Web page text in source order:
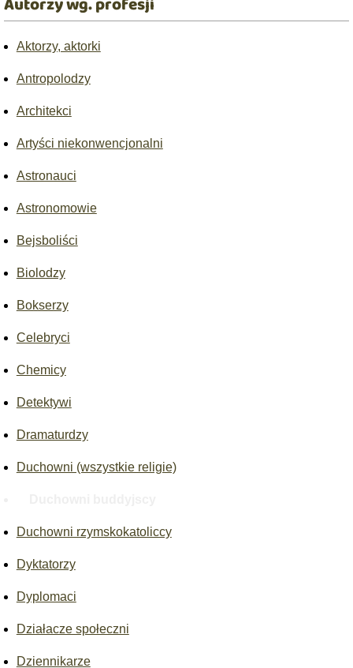
Autorzy wg. profesji
Aktorzy, aktorki
Antropolodzy
Architekci
Artyści niekonwencjonalni
Astronauci
Astronomowie
Bejsboliści
Biolodzy
Bokserzy
Celebryci
Chemicy
Detektywi
Dramaturdzy
Duchowni (wszystkie religie)
Duchowni rzymskokatoliccy
Dyktatorzy
Dyplomaci
Działacze społeczni
Dziennikarze